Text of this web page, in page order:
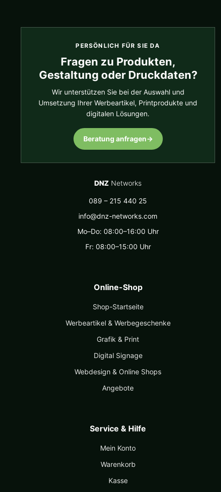
PERSÖNLICH FÜR SIE DA
Fragen zu Produkten,
Gestaltung oder Druckdaten?
Wir unterstützen Sie bei der Auswahl und
Umsetzung Ihrer Werbeartikel, Printprodukte und
digitalen Lösungen.
Beratung anfragen→
DNZ Networks
089 – 215 440 25
info@dnz-networks.com
Mo–Do: 08:00–16:00 Uhr
Fr: 08:00–15:00 Uhr
Online-Shop
Shop-Startseite
Werbeartikel & Werbegeschenke
Grafik & Print
Digital Signage
Webdesign & Online Shops
Angebote
Service & Hilfe
Mein Konto
Warenkorb
Kasse